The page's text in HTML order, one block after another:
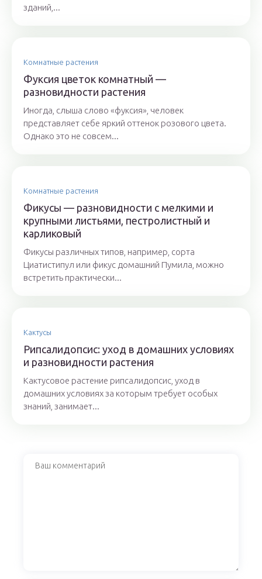
зданий,...
Комнатные растения
Фуксия цветок комнатный —
разновидности растения
Иногда, слыша слово «фуксия», человек
представляет себе яркий оттенок розового цвета.
Однако это не совсем...
Комнатные растения
Фикусы — разновидности с мелкими и
крупными листьями, пестролистный и
карликовый
Фикусы различных типов, например, сорта
Циатистипул или фикус домашний Пумила, можно
встретить практически...
Кактусы
Рипсалидопсис: уход в домашних условиях
и разновидности растения
Кактусовое растение рипсалидопсис, уход в
домашних условиях за которым требует особых
знаний, занимает...